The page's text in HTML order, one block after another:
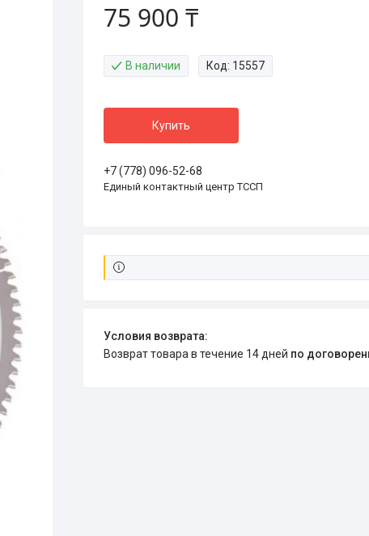
75 900 ₸
В наличии Код: 15557
Купить
+7 (778) 096-52-68
Единый контактный центр ТССП
возврат товара в течение 14 дней по